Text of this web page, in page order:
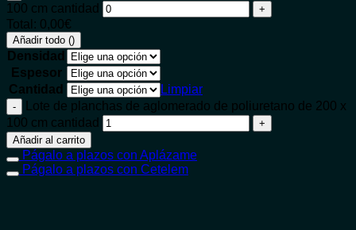
100 cm cantidad
Total: 0,00€
Añadir todo ()
Densidad
Espesor
Cantidad
Limpiar
Lote de planchas de aglomerado de poliuretano de 200 x
100 cm cantidad
Añadir al carrito
Págalo a plazos con Aplázame
Págalo a plazos con Cetelem